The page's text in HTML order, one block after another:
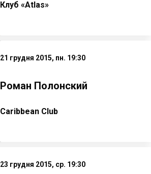
Клуб «Atlas»
21 грудня 2015, пн. 19:30
Роман Полонский
Caribbean Club
23 грудня 2015, ср. 19:30